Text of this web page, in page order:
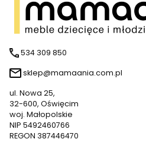
534 309 850
sklep@mamaania.com.pl
ul. Nowa 25,
32-600, Oświęcim
woj. Małopolskie
NIP 5492460766
REGON 387446470